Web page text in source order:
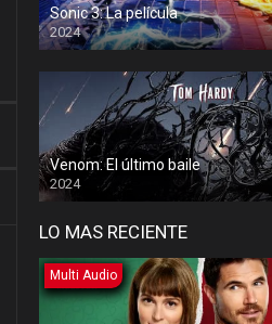
Sonic 3: La película
2024
Venom: El último baile
2024
LO MAS RECIENTE
Multi Audio